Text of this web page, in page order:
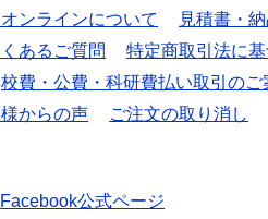
ンラインについて
見積書・
あるご質問
特定商取引法に
校費・公費・科研費払い取引のご
からの声 ご注文の取り消し
Facebook公式ページ